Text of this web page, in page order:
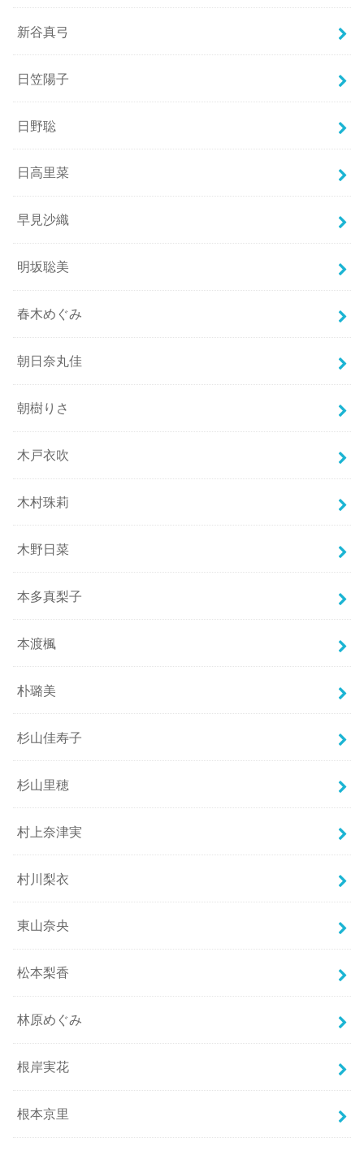
新谷真弓
日笠陽子
日野聡
日高里菜
早見沙織
明坂聡美
春木めぐみ
朝日奈丸佳
朝樹りさ
木戸衣吹
木村珠莉
木野日菜
本多真梨子
本渡楓
朴璐美
杉山佳寿子
杉山里穂
村上奈津実
村川梨衣
東山奈央
松本梨香
林原めぐみ
根岸実花
根本京里